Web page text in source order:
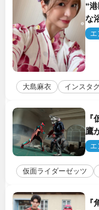
“
な
エ
大島麻衣 インスタ
『
鷹
エ
仮面ライダーゼッツ